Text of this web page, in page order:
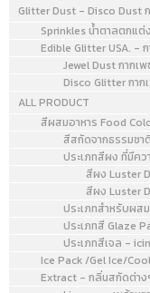
Glitter Dust - Disco Dust
Sprinkles น้ำตาลตกแ
Edible Glitter USA. - ก
Jewel Dust กากเ
Disco Glitter กาก
ALL PRODUCT
สีผสมอาหาร Food
สีสกัดจากธรรมชา
ประเภทสีผง ที่มีคว
สีผง Luster
สีผง Luster
ประเภทสำหรับผส
ประเภทสี Glaze
ประเภทสีเจล -
Ice Pack /Gel Ice/
Extract - กลิ่นสกัดต่าง